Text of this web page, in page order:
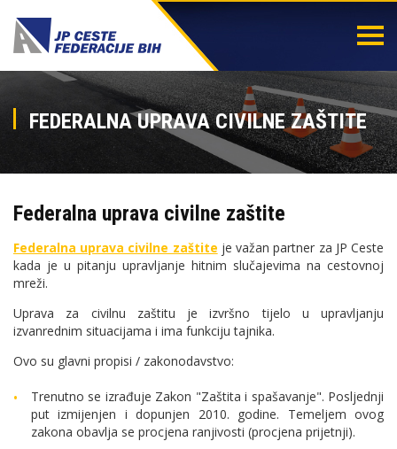
FEDERALNA UPRAVA CIVILNE ZAŠTITE
Federalna uprava civilne zaštite
Federalna uprava civilne zaštite je važan partner za JP Ceste
kada je u pitanju upravljanje hitnim slučajevima na cestovnoj
mreži.
Uprava za civilnu zaštitu je izvršno tijelo u upravljanju
izvanrednim situacijama i ima funkciju tajnika.
Ovo su glavni propisi / zakonodavstvo:
Trenutno se izrađuje Zakon "Zaštita i spašavanje". Posljednji
put izmijenjen i dopunjen 2010. godine. Temeljem ovog
zakona obavlja se procjena ranjivosti (procjena prijetnji).